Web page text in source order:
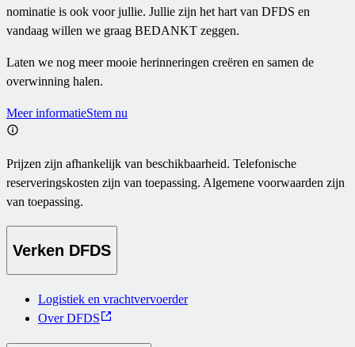
nominatie is ook voor jullie. Jullie zijn het hart van DFDS en
vandaag willen we graag BEDANKT zeggen.
Laten we nog meer mooie herinneringen creëren en samen de
overwinning halen.
Meer informatieStem nu
Prijzen zijn afhankelijk van beschikbaarheid. Telefonische
reserveringskosten zijn van toepassing. Algemene voorwaarden zijn
van toepassing.
Verken DFDS
Logistiek en vrachtvervoerder
Over DFDS